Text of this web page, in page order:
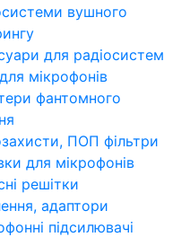
вушного
для радіосистем
мікрофонів
фантомного
ПОП фільтри
для мікрофонів
решітки
адаптори
підсилювачі